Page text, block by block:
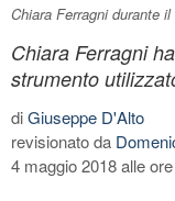
Chiara Ferragni durante
Chiara Ferragni
strumento
diGiuseppe D'Alto
revisionato da
4 maggio 2018 alle